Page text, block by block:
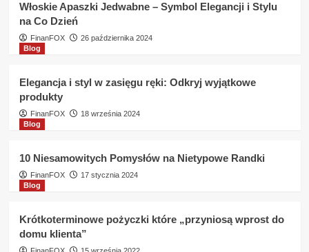
KASA
Wspólnota
Jakie
Włoskie Apaszki Jedwabne – Symbol Elegancji i Stylu
na Co Dzień
FinanFOX
26 października 2024
Blog
Elegancja i styl w zasięgu ręki: Odkryj wyjątkowe
produkty
FinanFOX
18 września 2024
Blog
10 Niesamowitych Pomysłów na Nietypowe Randki
FinanFOX
17 stycznia 2024
Blog
Krótkoterminowe pożyczki które „przyniosą wprost do
domu klienta”